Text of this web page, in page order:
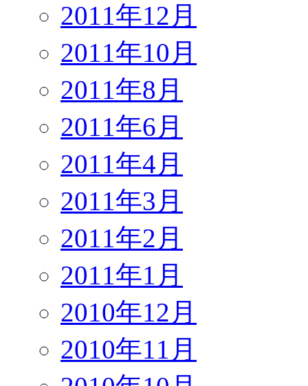
2011年12月
2011年10月
2011年8月
2011年6月
2011年4月
2011年3月
2011年2月
2011年1月
2010年12月
2010年11月